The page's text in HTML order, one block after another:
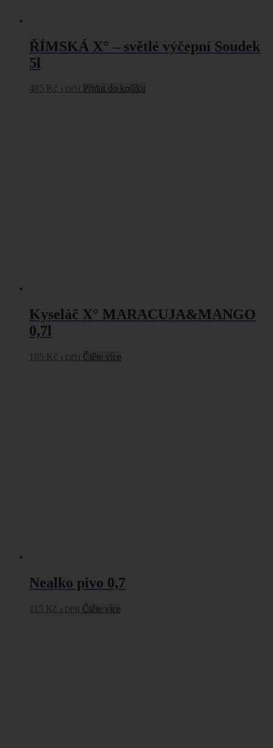
ŘÍMSKÁ X° – světlé výčepní Soudek
5l
485 Kč s DPH Přidat do košíku
Kyseláč X° MARACUJA&MANGO
0,7l
105 Kč s DPH Čtěte více
Nealko pivo 0,7
115 Kč s DPH Čtěte více